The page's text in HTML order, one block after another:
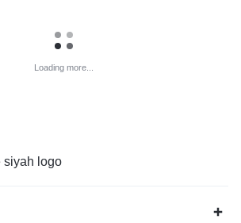
Loading more...